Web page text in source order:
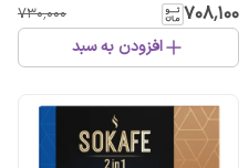
۷۰۸٬۱۰۰ ۷۳۰٬۰۰۰
افزودن به سبد